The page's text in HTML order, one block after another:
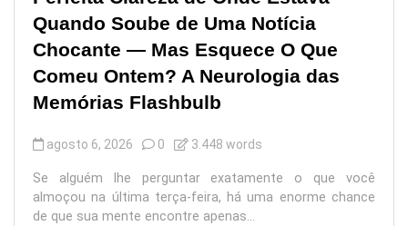
Quando Soube de Uma Notícia
Chocante — Mas Esquece O Que
Comeu Ontem? A Neurologia das
Memórias Flashbulb
agosto 6, 2026 0 3.448 words
Se alguém lhe perguntar exatamente o que você
almoçou na última terça-feira, há uma enorme chance
de que sua mente encontre apenas...